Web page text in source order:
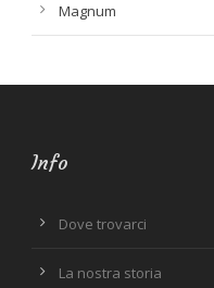
Magnum
Info
Dove trovarci
La nostra storia